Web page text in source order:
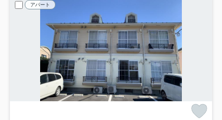
アパート